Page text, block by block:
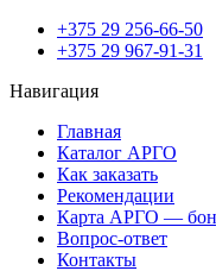
+375 29 256-66-50
+375 29 967-91-31
Навигация
Главная
Каталог АРГО
Как заказать
Рекомендации
Карта АРГО —
Вопрос-ответ
Контакты